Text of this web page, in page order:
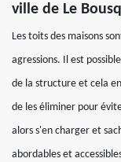
ville de Le
Les toits des maisons
agressions. Il est
de la structure et cela
de les éliminer pour
alors s'en charger et
abordables et